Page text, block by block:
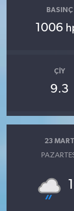
BASINÇ
1006
ÇIY
9.3
23 MART